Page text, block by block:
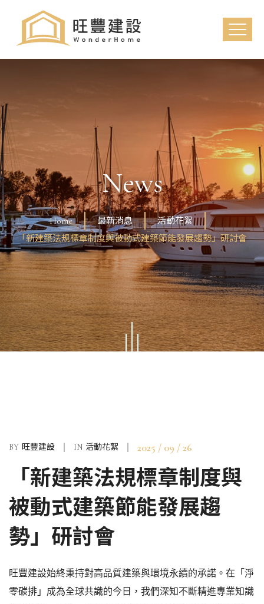
News
Home 最新消息
活動花絮
「新建築法規標章制度與被動式建築節能發展趨勢」研討會
BY 旺豐建設 IN 活動花絮 2025 / 09 / 26
「新建築法規標章制度與
被動式建築節能發展趨
勢」研討會
旺豐建設始終秉持對高品質建築與環境永續的承諾。在「淨
零碳排」成為全球共識的今日，我們深知不斷精進專業知識